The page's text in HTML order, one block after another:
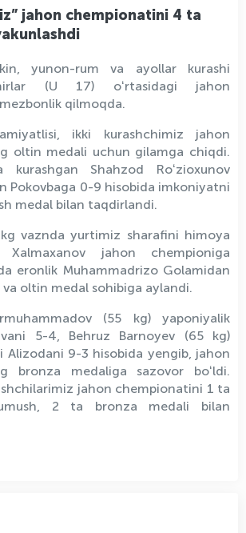
jahon chempionatini 4 ta
yunon-rum va ayollar kurashi
(U 17) oʻrtasidagi jahon
qilmoqda.
ikki kurashchimiz jahon
oltin medali uchun gilamga chiqdi.
Shahzod Roʻzioxunov
Pokovbaga 0-9 hisobida imkoniyatni
medal bilan taqdirlandi.
vaznda yurtimiz sharafini himoya
jahon chempioniga
eronlik Muhammadrizo Golamidan
va oltin medal sohibiga aylandi.
(55 kg) yaponiyalik
5-4, Behruz Barnoyev (65 kg)
Alizodani 9-3 hisobida yengib, jahon
bronza medaliga sazovor boʻldi.
jahon chempionatini 1 ta
2 ta bronza medali bilan